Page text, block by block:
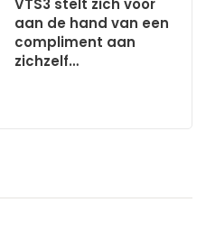
VTS3 stelt zich voor
aan de hand van een
compliment aan
zichzelf…